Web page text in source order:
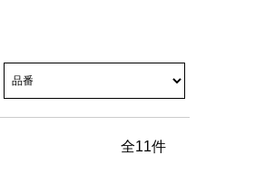
全11件